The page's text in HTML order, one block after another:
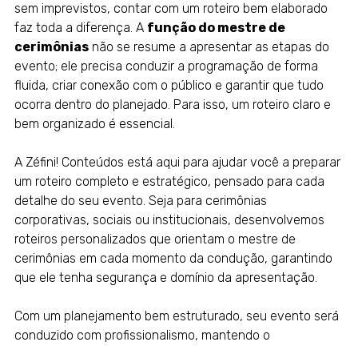
sem imprevistos, contar com um roteiro bem elaborado
faz toda a diferença. A função do mestre de
cerimôniasnão se resume a apresentar as etapas do
evento; ele precisa conduzir a programação de forma
fluida, criar conexão com o público e garantir que tudo
ocorra dentro do planejado. Para isso, um roteiro claro e
bem organizado é essencial.
A Zéfini! Conteúdos está aqui para ajudar você a preparar
um roteiro completo e estratégico, pensado para cada
detalhe do seu evento. Seja para cerimônias
corporativas, sociais ou institucionais, desenvolvemos
roteiros personalizados que orientam o mestre de
cerimônias em cada momento da condução, garantindo
que ele tenha segurança e domínio da apresentação.
Com um planejamento bem estruturado, seu evento será
conduzido com profissionalismo, mantendo o